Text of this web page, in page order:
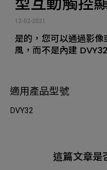
12-02-2021
是的，您可以通過影
風，而不是內建
適用產品型號
DVY32
這篇文章是